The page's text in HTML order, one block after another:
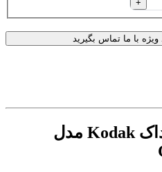
+
با ما تماس بگیرید
اسکنر داخل دهانی کداک Kodak مدل